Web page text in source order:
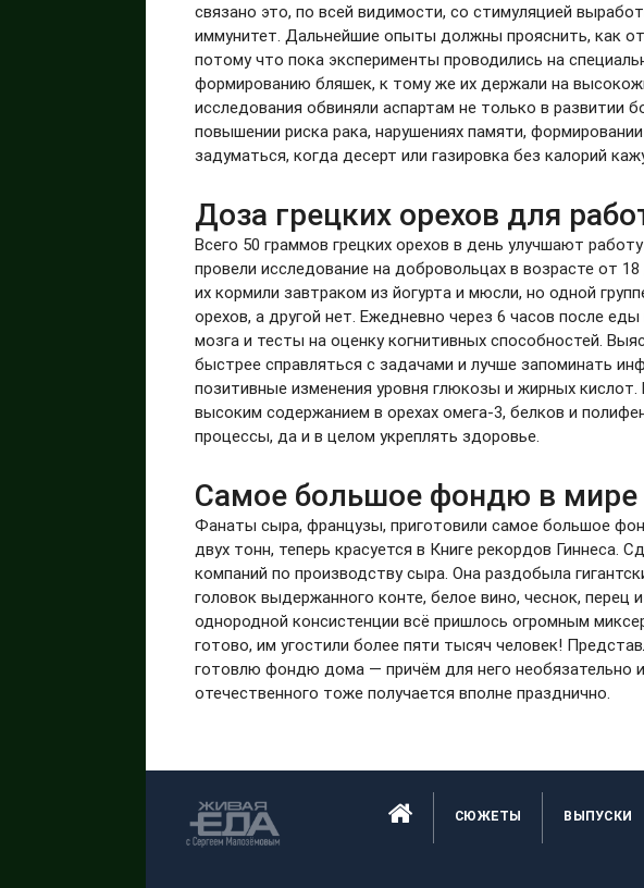
связано это, по всей видимости, со стимуляцией
иммунитет. Дальнейшие опыты должны прояснить, как
потому что пока эксперименты проводились на
формированию бляшек, к тому же их держали на
исследования обвиняли аспартам не только в развитии
повышении риска рака, нарушениях памяти,
задуматься, когда десерт или газировка без калорий
Доза грецких орехов для
Всего 50 граммов грецких орехов в день улучшают
провели исследование на добровольцах в возрасте от
их кормили завтраком из йогурта и мюсли, но одной
орехов, а другой нет. Ежедневно через 6 часов после
мозга и тесты на оценку когнитивных способностей.
быстрее справляться с задачами и лучше запоминать
позитивные изменения уровня глюкозы и жирных
высоким содержанием в орехах омега-3, белков и
процессы, да и в целом укреплять здоровье.
Самое большое фондю в мире
Фанаты сыра, французы, приготовили самое большое
двух тонн, теперь красуется в Книге рекордов Гиннеса.
компаний по производству сыра. Она раздобыла
головок выдержанного конте, белое вино, чеснок, перец
однородной консистенции всё пришлось огромным
готово, им угостили более пяти тысяч человек!
готовлю фондю дома — причём для него необязательно
отечественного тоже получается вполне празднично.
СЮЖЕТЫ ВЫПУСКИ